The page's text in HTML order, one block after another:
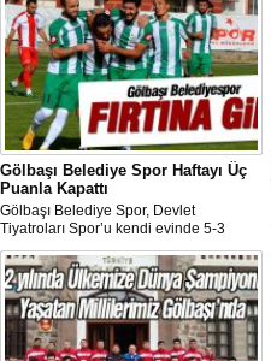
Gölbaşı Belediye Spor Haftayı Üç
Puanla Kapattı
Gölbaşı Belediye Spor, Devlet
Tiyatroları Spor’u kendi evinde 5-3
yenerek Ankara Süper Amatör ligde
puanını 7’ye çıkarttı.